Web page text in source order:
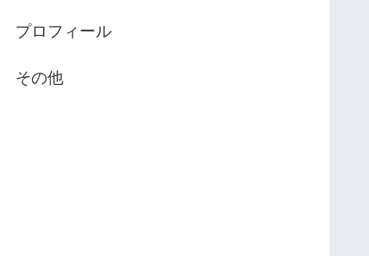
プロフィール
その他